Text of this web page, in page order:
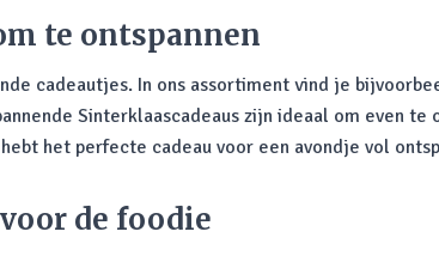
te ontspannen
cadeautjes. In ons assortiment vind je
Sinterklaascadeaus zijn ideaal om even te
het perfecte cadeau voor een avondje vol
de foodie